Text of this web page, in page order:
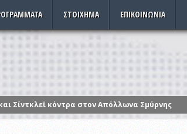
ΣΤΟΊΧΗΜΑ ΕΠΙΚΟΙΝΩΝΊΑ
Σίντκλεϊ κόντρα στον Απόλλωνα Σμύρνης
εσωκομματικές εκλογές